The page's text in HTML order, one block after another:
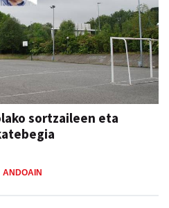
sortzaileen eta
ANDOAIN